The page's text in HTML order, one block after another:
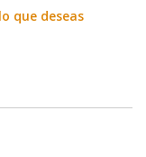
que deseas